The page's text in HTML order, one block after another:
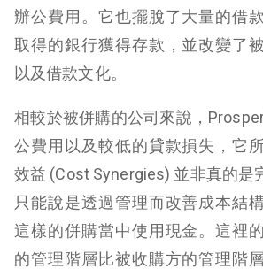
辦公費用。它也擺脫了大量的借
取得的銀行獲得存款，並改變了
以及借款文化。
相較於被併購的公司來說，
公費用以及較低的貸款損失，它
效益 (Cost Synergies) 並非真的是
只能說是透過管理而改善成本結
這樣的併購當中使用現金。這裡
的管理階層比被收購方的管理階